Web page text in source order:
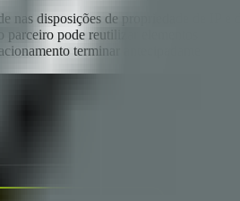
disposições de propriedade de IP e
pode reutilizar elementos em
terminar antecipadamente?